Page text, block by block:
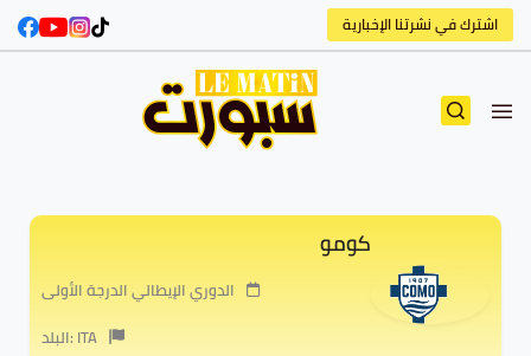
اشترك في نشرتنا الإخبارية
كومو
الدوري الإيطالي الدرجة الأولى
البلد: ITA